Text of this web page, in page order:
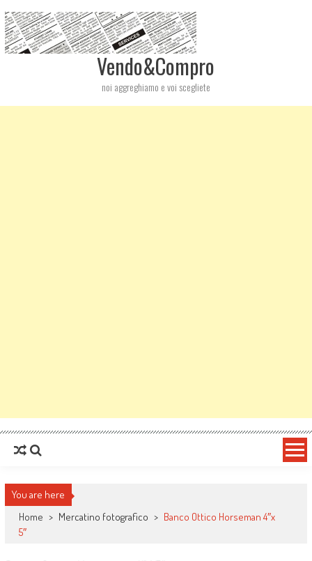
Vendo&Compro
noi aggreghiamo e voi scegliete
You are here
Home > Mercatino fotografico > Banco Ottico Horseman 4″x
5″